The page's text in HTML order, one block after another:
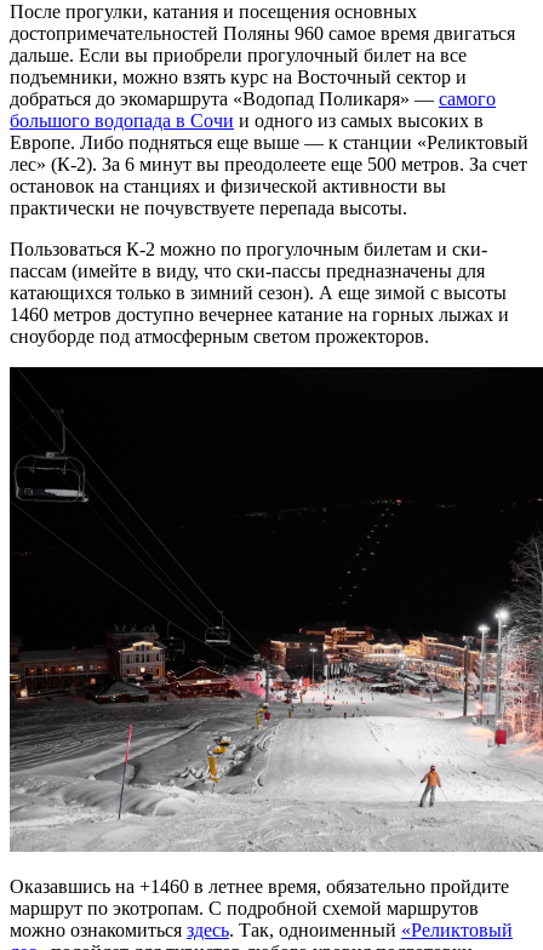
После прогулки, катания и посещения основных
достопримечательностей Поляны 960 самое время двигаться
дальше. Если вы приобрели прогулочный билет на все
подъемники, можно взять курс на Восточный сектор и
добраться до экомаршрута «Водопад Поликаря» — самого
большого водопада в Сочи и одного из самых высоких в
Европе. Либо подняться еще выше — к станции «Реликтовый
лес» (К-2). За 6 минут вы преодолеете еще 500 метров. За счет
остановок на станциях и физической активности вы
практически не почувствуете перепада высоты.
Пользоваться К-2 можно по прогулочным билетам и ски-
пассам (имейте в виду, что ски-пассы предназначены для
катающихся только в зимний сезон). А еще зимой с высоты
1460 метров доступно вечернее катание на горных лыжах и
сноуборде под атмосферным светом прожекторов.
Оказавшись на +1460 в летнее время, обязательно пройдите
маршрут по экотропам. С подробной схемой маршрутов
можно ознакомиться здесь. Так, одноименный «Реликтовый